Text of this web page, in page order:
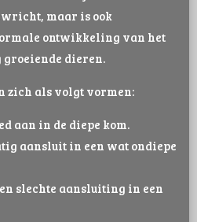
maar is ook
ontwikkeling van het
dieren.
zich als volgt vormen:
aan in de diepe kom.
aansluit in een wat ondiepe
slechte aansluiting in een